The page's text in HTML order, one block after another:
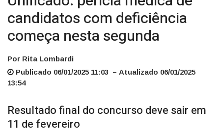
candidatos com deficiência
começa nesta segunda
Por Rita Lombardi
Publicado 06/01/2025 11:03 – Atualizado 06/01/2025
13:54
Resultado final do concurso deve sair em
11 de fevereiro